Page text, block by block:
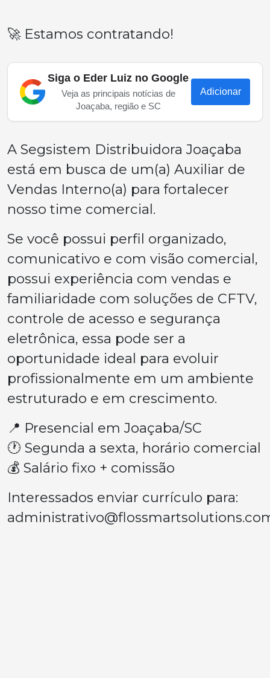
🚀 Estamos contratando!
Siga o Eder Luiz no Google
Veja as principais notícias de
Joaçaba, região e SC
Adicionar
A Segsistem Distribuidora Joaçaba
está em busca de um(a) Auxiliar de
Vendas Interno(a) para fortalecer
nosso time comercial.
Se você possui perfil organizado,
comunicativo e com visão comercial,
possui experiência com vendas e
familiaridade com soluções de CFTV,
controle de acesso e segurança
eletrônica, essa pode ser a
oportunidade ideal para evoluir
profissionalmente em um ambiente
estruturado e em crescimento.
📍 Presencial em Joaçaba/SC
🕐 Segunda a sexta, horário comercial
💰 Salário fixo + comissão
Interessados enviar currículo para: